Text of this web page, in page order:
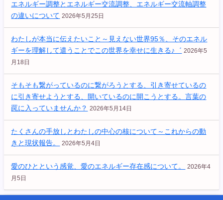
エネルギー調整とエネルギー交流調整、エネルギー交流軸調整
の違いについて 2026年5月25日
わたしが本当に伝えたいこと～見えない世界95％、そのエネル
ギーを理解して遣うことでこの世界を幸せに生きる♪゛ 2026年5
月18日
そもそも繋がっているのに繋がろうとする、引き寄せているの
に引き寄せようとする、開いているのに開こうとする。言葉の
罠に入っていませんか？
2026年5月14日
たくさんの手放しとわたしの中心の核について～これからの動
きと現状報告。
2026年5月4日
愛のひとという感覚、愛のエネルギー存在感について。
2026年4
月5日